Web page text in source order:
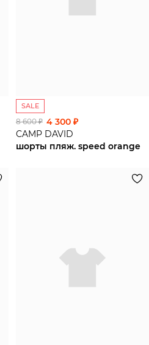
SALE
8 600 ₽ 4 300 ₽
CAMP DAVID
шорты пляж. speed orange